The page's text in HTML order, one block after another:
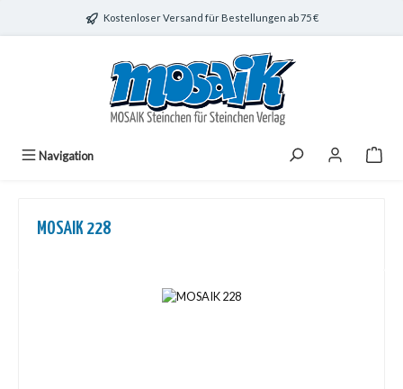
Zum Hauptinhalt springenKostenloser Versand für Bestellungen ab 75 €
Navigation
MOSAIK 228
Bildergalerie überspringen